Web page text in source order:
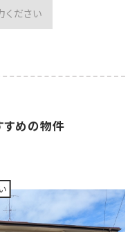
ださい
すめの物件